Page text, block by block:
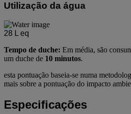
Utilização da água
28 L eq
Tempo de duche: Em média, são
um duche de 10 minutos.
esta pontuação baseia-se numa
mais sobre a pontuação do impacto
Especificações